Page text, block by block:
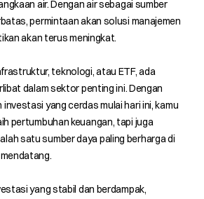
air. Dengan air sebagai sumber
permintaan akan solusi manajemen
akan terus meningkat.
teknologi, atau ETF, ada
dalam sektor penting ini. Dengan
yang cerdas mulai hari ini, kamu
pertumbuhan keuangan, tapi juga
satu sumber daya paling berharga di
yang stabil dan berdampak,